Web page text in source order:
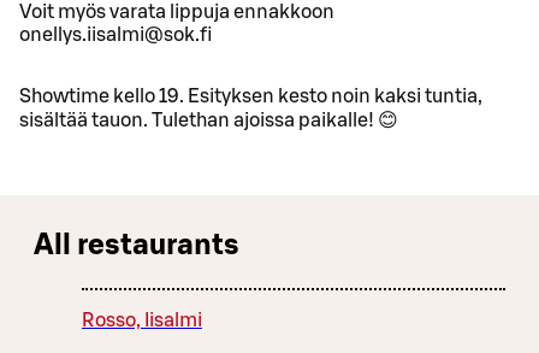
Voit myös varata lippuja ennakkoon
onellys.iisalmi@sok.fi
Showtime kello 19. Esityksen kesto noin kaksi tuntia,
sisältää tauon. Tulethan ajoissa paikalle! 😊
All restaurants
Rosso, Iisalmi